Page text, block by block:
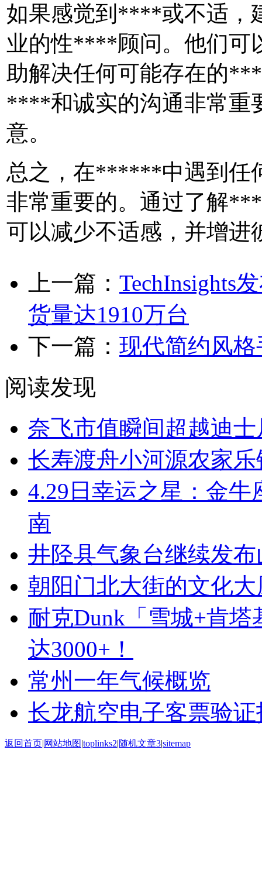
如果感觉到****或不适
业的性****顾问。他们可
助解决任何可能存在的
****和诚实的沟通非常重
意。
总之，在******中遇到任
非常重要的。通过了解
可以减少不适感，并增进
上一篇： TechInsights
货量达1910万台
下一篇： 现代简约风
阅读发现
奈飞市值瞬间超越迪
长寿渡舟小河源农家
4.29日幸运之星：金
南
井陉县气象台继续发
朝阳门北大街的文化
耐克Dunk「雪城+肯
达3000+！
常州一年气候概览
长龙航空电子客票验证
返回首页|网站地图|toplinks2|随机文章3|sitemap